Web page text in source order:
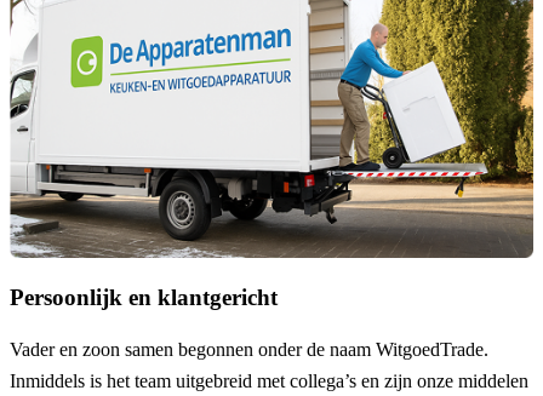
Persoonlijk en klantgericht
Vader en zoon samen begonnen onder de naam WitgoedTrade.
Inmiddels is het team uitgebreid met collega’s en zijn onze middelen